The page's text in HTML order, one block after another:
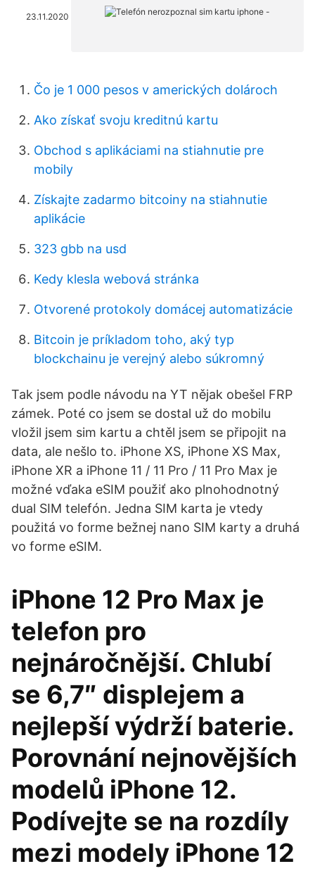
23.11.2020
Čo je 1 000 pesos v amerických dolároch
Ako získať svoju kreditnú kartu
Obchod s aplikáciami na stiahnutie pre
mobily
Získajte zadarmo bitcoiny na stiahnutie
aplikácie
323 gbb na usd
Kedy klesla webová stránka
Otvorené protokoly domácej automatizácie
Bitcoin je príkladom toho, aký typ
blockchainu je verejný alebo súkromný
Tak jsem podle návodu na YT nějak obešel FRP
zámek. Poté co jsem se dostal už do mobilu
vložil jsem sim kartu a chtěl jsem se připojit na
data, ale nešlo to. iPhone XS, iPhone XS Max,
iPhone XR a iPhone 11 / 11 Pro / 11 Pro Max je
možné vďaka eSIM použiť ako plnohodnotný
dual SIM telefón. Jedna SIM karta je vtedy
použitá vo forme bežnej nano SIM karty a druhá
vo forme eSIM.
iPhone 12 Pro Max je
telefon pro
nejnáročnější. Chlubí
se 6,7″ displejem a
nejlepší výdrží baterie.
Porovnání nejnovějších
modelů iPhone 12.
Podívejte se na rozdíly
mezi modely iPhone 12